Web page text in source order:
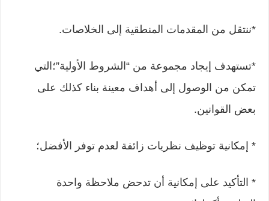
*ننتقل من المقدمات المنطقية إلى الخلاصات.
*تستهدف إيجاد مجموعة من “الشروط الأولية”؛التي
تمكن من الوصول إلى أهداف معينة بناء كذلك على
بعض القوانين.
* إمكانية توظيف نظريات زائفة لعدم توفر الأفضل؛
* التأكيد على إمكانية أن تدحض ملاحظة واحدة